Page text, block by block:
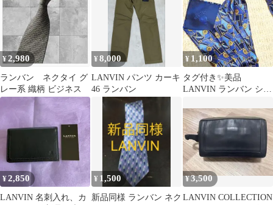
¥2,980
ランバン ネクタイ グ
レー系 織柄 ビジネス
¥8,000
LANVIN パンツ カーキ
46 ランバン
¥ 1,100
タグ付き✨美品
LANVIN ランバン シル
¥2,850
LANVIN 名刺入れ、カ
¥ 1,500
新品同様 ランバン ネク
¥3,500
LANVIN COLLECTION